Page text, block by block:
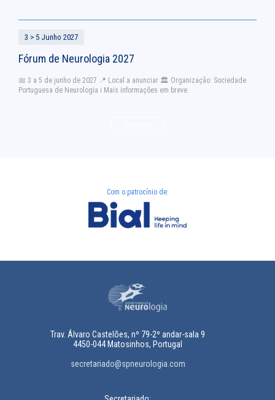
3 > 5 Junho 2027
Fórum de Neurologia 2027
📅 3 a 5 de junho de 2027 📍 Local a anunciar 🏛️ Organização: Sociedade
Portuguesa de Neurologia ℹ️ Mais informações em breve.
Com o patrocínio de:
Trav. Álvaro Castelões, nº 79-2º andar-sala 9
4450-044 Matosinhos, Portugal
secretariado@spneurologia.com